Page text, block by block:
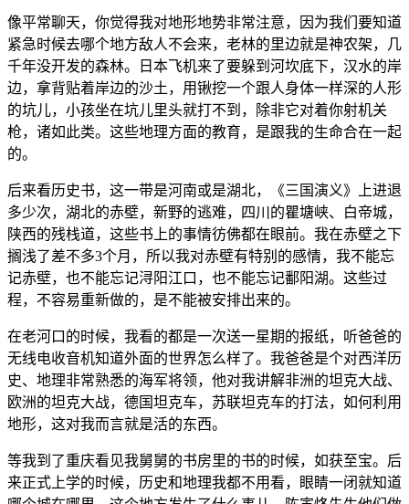
像平常聊天，你觉得我对地形地势非常注意，因为我们要知道
紧急时候去哪个地方敌人不会来，老林的里边就是神农架，几
千年没开发的森林。日本飞机来了要躲到河坎底下，汉水的岸
边，拿背贴着岸边的沙土，用锹挖一个跟人身体一样深的人形
的坑儿，小孩坐在坑儿里头就打不到，除非它对着你射机关
枪，诸如此类。这些地理方面的教育，是跟我的生命合在一起
的。
后来看历史书，这一带是河南或是湖北，《三国演义》上进退
多少次，湖北的赤壁，新野的逃难，四川的瞿塘峡、白帝城，
陕西的残栈道，这些书上的事情彷佛都在眼前。我在赤壁之下
搁浅了差不多3个月，所以我对赤壁有特别的感情，我不能忘
记赤壁，也不能忘记浔阳江口，也不能忘记鄱阳湖。这些过
程，不容易重新做的，是不能被安排出来的。
在老河口的时候，我看的都是一次送一星期的报纸，听爸爸的
无线电收音机知道外面的世界怎么样了。我爸爸是个对西洋历
史、地理非常熟悉的海军将领，他对我讲解非洲的坦克大战、
欧洲的坦克大战，德国坦克车，苏联坦克车的打法，如何利用
地形，这对我而言就是活的东西。
等我到了重庆看见我舅舅的书房里的书的时候，如获至宝。后
来正式上学的时候，历史和地理我都不用看，眼睛一闭就知道